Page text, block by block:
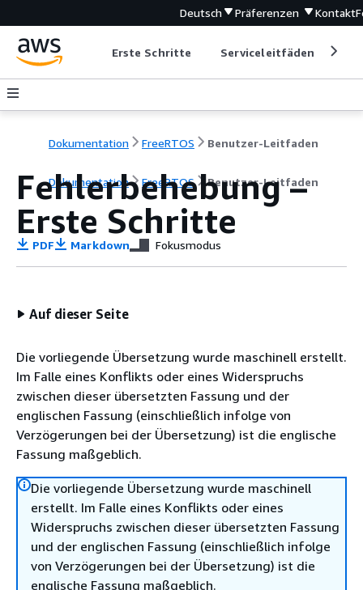
Deutsch Präferenzen Kontakt
Erste Schritte Serviceleitfäden
Dokumentation FreeRTOS Benutzer-Leitfaden
Dokumentation FreeRTOS Benutzer-Leitfaden
Fehlerbehebung –
Erste Schritte
PDF Markdown Fokusmodus
Auf dieser Seite
Die vorliegende Übersetzung wurde maschinell erstellt.
Im Falle eines Konflikts oder eines Widerspruchs
zwischen dieser übersetzten Fassung und der
englischen Fassung (einschließlich infolge von
Verzögerungen bei der Übersetzung) ist die englische
Fassung maßgeblich.
Die vorliegende Übersetzung wurde maschinell
erstellt. Im Falle eines Konflikts oder eines
Widerspruchs zwischen dieser übersetzten Fassung
und der englischen Fassung (einschließlich infolge
von Verzögerungen bei der Übersetzung) ist die
englische Fassung maßgeblich.